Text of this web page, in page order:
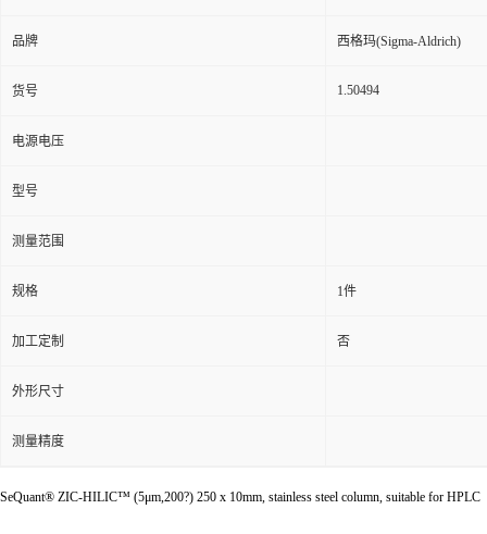
品牌 西格玛(Sigma-Aldrich)
货号 1.50494
电源电压
型号
测量范围
规格 1件
加工定制 否
外形尺寸
测量精度
SeQuant® ZIC-HILIC™ (5μm,200?) 250 x 10mm, stainless steel column, suitable for HPLC